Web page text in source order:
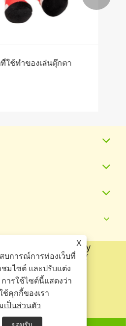
Yuankang Toy
Co., Ltd. สงวนลิขสิทธิ์
RSS XML
วามเป็นส่วนตัว
X
บการณ์การท่องเว็บที่
ชมไซต์ และปรับแต่ง
ารใช้ไซต์นี้แสดงว่า
คุกกี้ของเรา
เป็นส่วนตัว